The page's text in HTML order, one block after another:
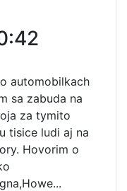
automobilkach
sa zabuda na
za tymito
tisice ludi aj na
Hovorim o